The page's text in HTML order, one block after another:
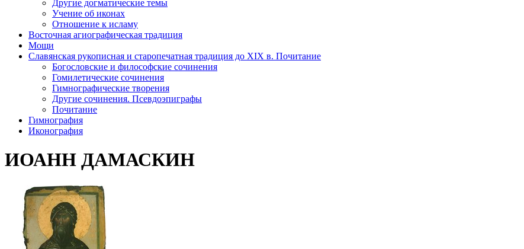
Другие догматические темы
Учение об иконах
Отношение к исламу
Восточная агиографическая традиция
Мощи
Славянская рукописная и старопечатная традиция до XIX в. Почитание
Богословские и философские сочинения
Гомилетические сочинения
Гимнографические творения
Другие сочинения. Псевдоэпиграфы
Почитание
Гимнография
Иконография
ИОАНН ДАМАСКИН